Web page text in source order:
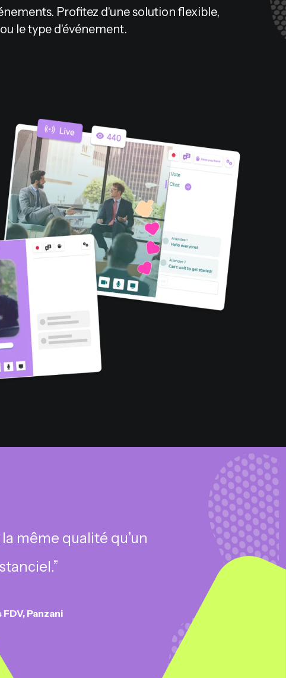
Profitez d'une solution flexible,
le type d'événement.
même qualité qu’un
Panzani